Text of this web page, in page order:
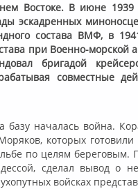
Востоке. В июне 1939
эскадренных
состава ВМФ, в
при Военно-морской
бригадой
совместные
базу началась война.
которых
по целям береговым.
сделал вывод о
войсках